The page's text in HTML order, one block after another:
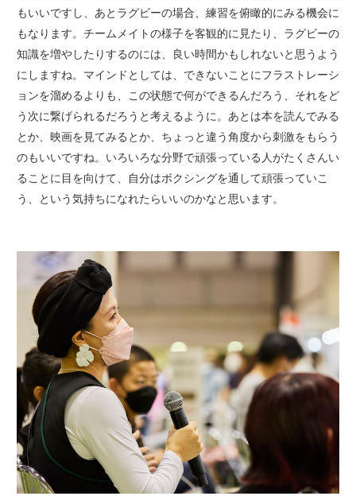
もいいですし、あとラグビーの場合、練習を俯瞰的にみる機会に
もなります。チームメイトの様子を客観的に見たり、ラグビーの
知識を増やしたりするのには、良い時間かもしれないと思うよう
にしますね。マインドとしては、できないことにフラストレーシ
ョンを溜めるよりも、この状態で何ができるんだろう、それをど
う次に繋げられるだろうと考えるように。あとは本を読んでみる
とか、映画を見てみるとか、ちょっと違う角度から刺激をもらう
のもいいですね。いろいろな分野で頑張っている人がたくさんい
ることに目を向けて、自分はボクシングを通して頑張っていこ
う、という気持ちになれたらいいのかなと思います。